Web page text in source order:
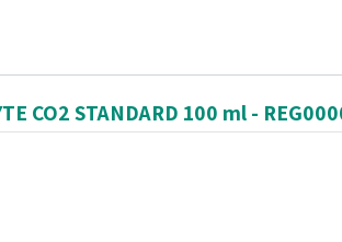
CO2 STANDARD 100 ml -